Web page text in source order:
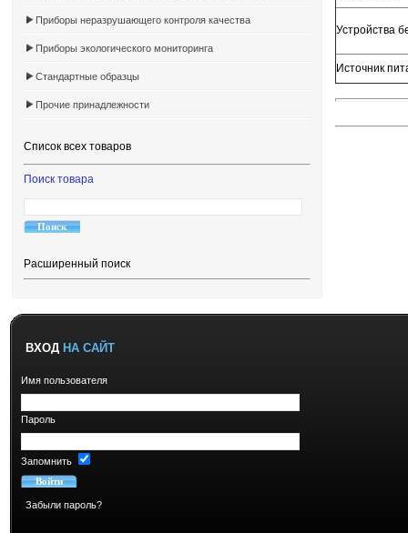
Приборы неразрушающего контроля качества
Приборы экологического мониторинга
Стандартные образцы
Прочие принадлежности
Список всех товаров
Поиск товара
Расширенный поиск
Устройства
Источник
ВХОД НА САЙТ
Имя пользователя
Пароль
Запомнить
Забыли пароль?